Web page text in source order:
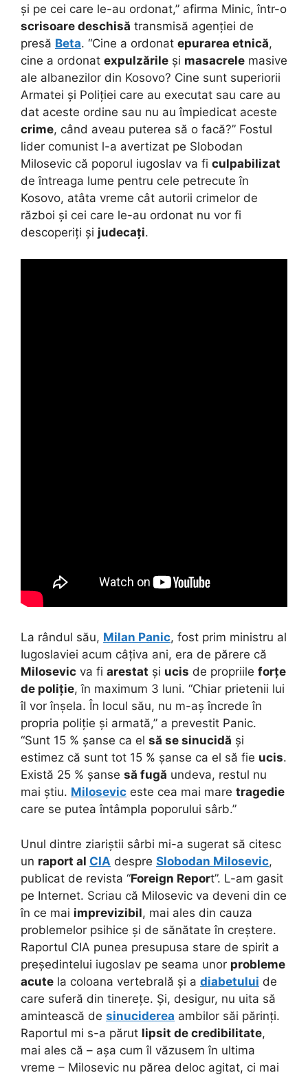
și pe cei care le-au ordonat,” afirma Minic, într-o
scrisoare deschisă transmisă agenției de
presă Beta. “Cine a ordonat epurarea etnică,
cine a ordonat expulzările și masacrele masive
ale albanezilor din Kosovo? Cine sunt superiorii
Armatei și Poliției care au executat sau care au
dat aceste ordine sau nu au împiedicat aceste
crime, când aveau puterea să o facă?” Fostul
lider comunist l-a avertizat pe Slobodan
Milosevic că poporul iugoslav va fi culpabilizat
de întreaga lume pentru cele petrecute în
Kosovo, atâta vreme cât autorii crimelor de
război și cei care le-au ordonat nu vor fi
descoperiți și judecați.
La rândul său, Milan Panic, fost prim ministru al
Iugoslaviei acum câțiva ani, era de părere că
Milosevic va fi arestat și ucis de propriile forțe
de poliție, în maximum 3 luni. “Chiar prietenii lui
îl vor înșela. În locul său, nu m-aș încrede în
propria poliție și armată,” a prevestit Panic.
“Sunt 15 % șanse ca el să se sinucidă și
estimez că sunt tot 15 % șanse ca el să fie ucis.
Există 25 % șanse să fugă undeva, restul nu
mai știu. Milosevic este cea mai mare tragedie
care se putea întâmpla poporului sârb.”
Unul dintre ziariștii sârbi mi-a sugerat să citesc
un raport al CIA despre Slobodan Milosevic,
publicat de revista “Foreign Report”. L-am gasit
pe Internet. Scriau că Milosevic va deveni din ce
în ce mai imprevizibil, mai ales din cauza
problemelor psihice și de sănătate în creștere.
Raportul CIA punea presupusa stare de spirit a
președintelui iugoslav pe seama unor probleme
acute la coloana vertebrală și a diabetului de
care suferă din tinerețe. Și, desigur, nu uita să
amintească de sinuciderea ambilor săi părinți.
Raportul mi s-a părut lipsit de credibilitate,
mai ales că – așa cum îl văzusem în ultima
vreme – Milosevic nu părea deloc agitat, ci mai